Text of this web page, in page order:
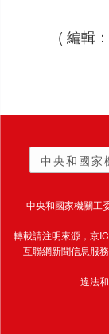
( 編輯
中央和國家
中央和國家機關
轉載請注明來源，京
互聯網新聞信息服
違法